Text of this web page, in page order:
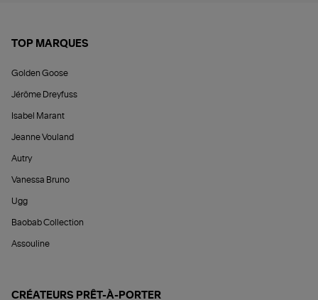
TOP MARQUES
Golden Goose
Jérôme Dreyfuss
Isabel Marant
Jeanne Vouland
Autry
Vanessa Bruno
Ugg
Baobab Collection
Assouline
CRÉATEURS PRÊT-À-PORTER